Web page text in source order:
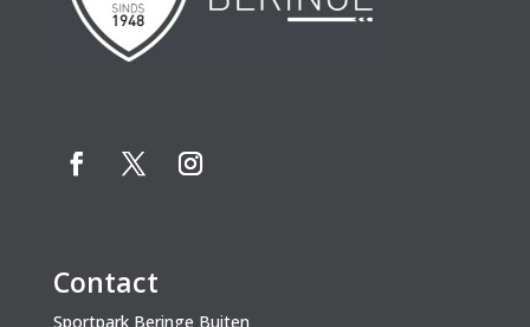
Contact
Sportpark Beringe Buiten